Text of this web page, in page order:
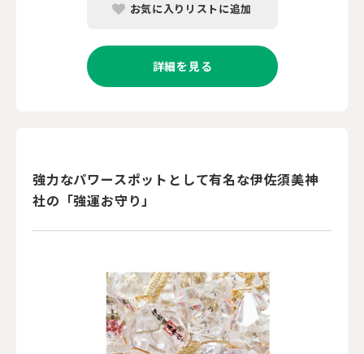
お気に入りリストに追加
詳細を見る
強力なパワースポットとして有名な伊佐須美神
社の「強運お守り」